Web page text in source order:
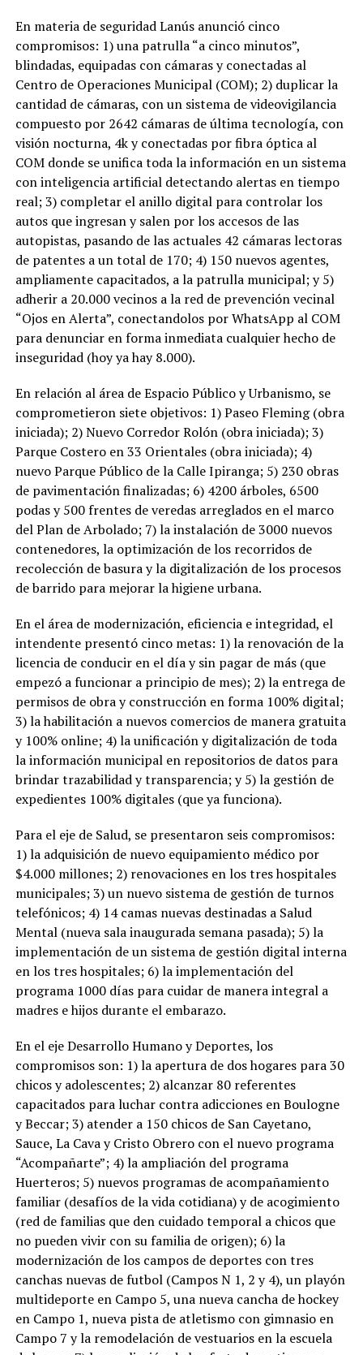
En materia de seguridad Lanús anunció cinco
compromisos: 1) una patrulla “a cinco minutos”,
blindadas, equipadas con cámaras y conectadas al
Centro de Operaciones Municipal (COM); 2) duplicar la
cantidad de cámaras, con un sistema de videovigilancia
compuesto por 2642 cámaras de última tecnología, con
visión nocturna, 4k y conectadas por fibra óptica al
COM donde se unifica toda la información en un sistema
con inteligencia artificial detectando alertas en tiempo
real; 3) completar el anillo digital para controlar los
autos que ingresan y salen por los accesos de las
autopistas, pasando de las actuales 42 cámaras lectoras
de patentes a un total de 170; 4) 150 nuevos agentes,
ampliamente capacitados, a la patrulla municipal; y 5)
adherir a 20.000 vecinos a la red de prevención vecinal
“Ojos en Alerta”, conectandolos por WhatsApp al COM
para denunciar en forma inmediata cualquier hecho de
inseguridad (hoy ya hay 8.000).
En relación al área de Espacio Público y Urbanismo, se
comprometieron siete objetivos: 1) Paseo Fleming (obra
iniciada); 2) Nuevo Corredor Rolón (obra iniciada); 3)
Parque Costero en 33 Orientales (obra iniciada); 4)
nuevo Parque Público de la Calle Ipiranga; 5) 230 obras
de pavimentación finalizadas; 6) 4200 árboles, 6500
podas y 500 frentes de veredas arreglados en el marco
del Plan de Arbolado; 7) la instalación de 3000 nuevos
contenedores, la optimización de los recorridos de
recolección de basura y la digitalización de los procesos
de barrido para mejorar la higiene urbana.
En el área de modernización, eficiencia e integridad, el
intendente presentó cinco metas: 1) la renovación de la
licencia de conducir en el día y sin pagar de más (que
empezó a funcionar a principio de mes); 2) la entrega de
permisos de obra y construcción en forma 100% digital;
3) la habilitación a nuevos comercios de manera gratuita
y 100% online; 4) la unificación y digitalización de toda
la información municipal en repositorios de datos para
brindar trazabilidad y transparencia; y 5) la gestión de
expedientes 100% digitales (que ya funciona).
Para el eje de Salud, se presentaron seis compromisos:
1) la adquisición de nuevo equipamiento médico por
$4.000 millones; 2) renovaciones en los tres hospitales
municipales; 3) un nuevo sistema de gestión de turnos
telefónicos; 4) 14 camas nuevas destinadas a Salud
Mental (nueva sala inaugurada semana pasada); 5) la
implementación de un sistema de gestión digital interna
en los tres hospitales; 6) la implementación del
programa 1000 días para cuidar de manera integral a
madres e hijos durante el embarazo.
En el eje Desarrollo Humano y Deportes, los
compromisos son: 1) la apertura de dos hogares para 30
chicos y adolescentes; 2) alcanzar 80 referentes
capacitados para luchar contra adicciones en Boulogne
y Beccar; 3) atender a 150 chicos de San Cayetano,
Sauce, La Cava y Cristo Obrero con el nuevo programa
“Acompañarte”; 4) la ampliación del programa
Huerteros; 5) nuevos programas de acompañamiento
familiar (desafíos de la vida cotidiana) y de acogimiento
(red de familias que den cuidado temporal a chicos que
no pueden vivir con su familia de origen); 6) la
modernización de los campos de deportes con tres
canchas nuevas de futbol (Campos N 1, 2 y 4), un playón
multideporte en Campo 5, una nueva cancha de hockey
en Campo 1, nueva pista de atletismo con gimnasio en
Campo 7 y la remodelación de vestuarios en la escuela